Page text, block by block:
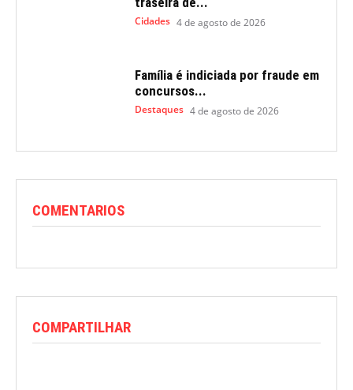
Cidades 4 de agosto de 2026
Família é indiciada por fraude em
concursos...
Destaques 4 de agosto de 2026
COMENTARIOS
COMPARTILHAR